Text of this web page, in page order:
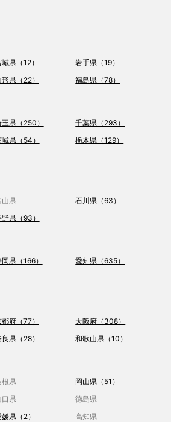
県（12）
岩手県（19）
形県（22） 福島県（78）
県（250）
千葉県（293）
県（54）
栃木県（129）
山県
石川県（63）
県（93）
県（166）
愛知県（635）
府（77）
大阪府（308）
県（28） 和歌山県（10）
根県
岡山県（51）
口県
徳島県
県（2） 高知県